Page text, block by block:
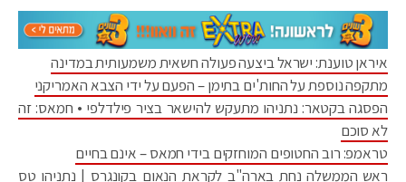
איראן טוענת: ישראל ביצעה פעולה חשאית משמעותית במדינה
מתקפה נוספת על החות'ים בתימן – הפעם על ידי הצבא האמריקני
הפסגה בקטאר: נתניהו מתעקש להישאר בציר פילדלפי • חמאס: זה
לא סוכם
טראמפ: רוב החטופים המוחזקים בידי חמאס – אינם בחיים
ראש הממשלה נחת בארה"ב לקראת הנאום בקונגרס | נתניהו טס